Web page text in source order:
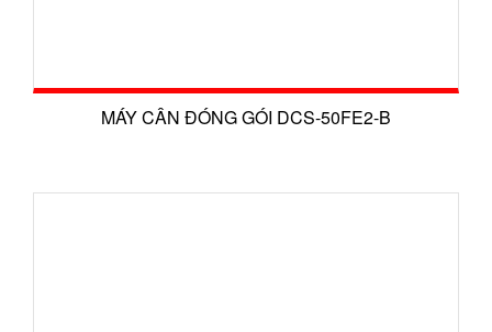
MÁY CÂN ĐÓNG GÓI DCS-50FE2-B